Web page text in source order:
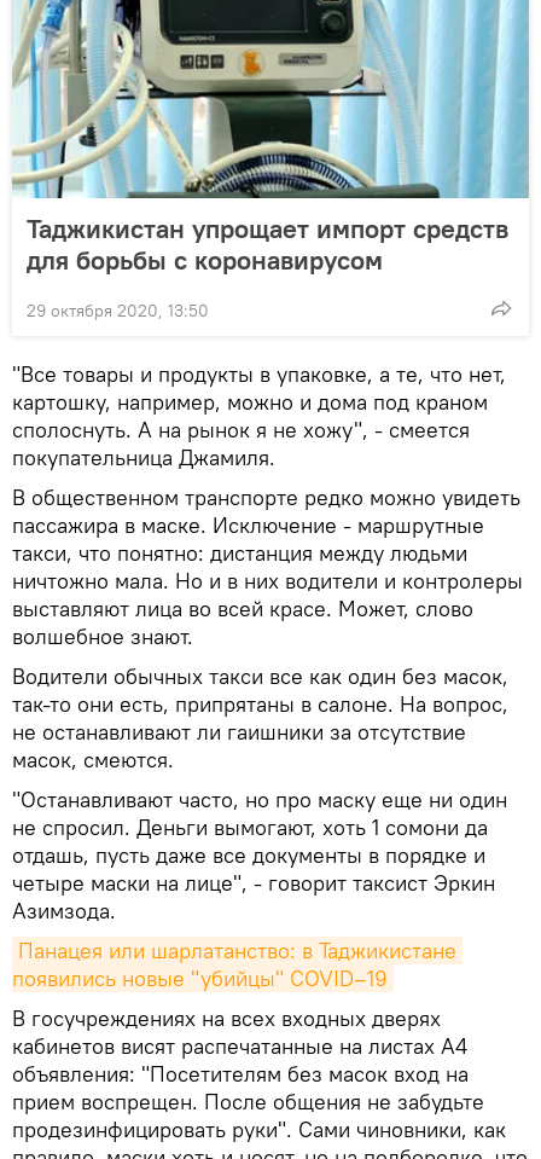
Таджикистан упрощает импорт средств
для борьбы с коронавирусом
29 октября 2020, 13:50
"Все товары и продукты в упаковке, а те, что нет,
картошку, например, можно и дома под краном
сполоснуть. А на рынок я не хожу", - смеется
покупательница Джамиля.
В общественном транспорте редко можно увидеть
пассажира в маске. Исключение - маршрутные
такси, что понятно: дистанция между людьми
ничтожно мала. Но и в них водители и контролеры
выставляют лица во всей красе. Может, слово
волшебное знают.
Водители обычных такси все как один без масок,
так-то они есть, припрятаны в салоне. На вопрос,
не останавливают ли гаишники за отсутствие
масок, смеются.
"Останавливают часто, но про маску еще ни один
не спросил. Деньги вымогают, хоть 1 сомони да
отдашь, пусть даже все документы в порядке и
четыре маски на лице", - говорит таксист Эркин
Азимзода.
Панацея или шарлатанство: в Таджикистане
появились новые "убийцы" COVID–19
В госучреждениях на всех входных дверях
кабинетов висят распечатанные на листах А4
объявления: "Посетителям без масок вход на
прием воспрещен. После общения не забудьте
продезинфицировать руки". Сами чиновники, как